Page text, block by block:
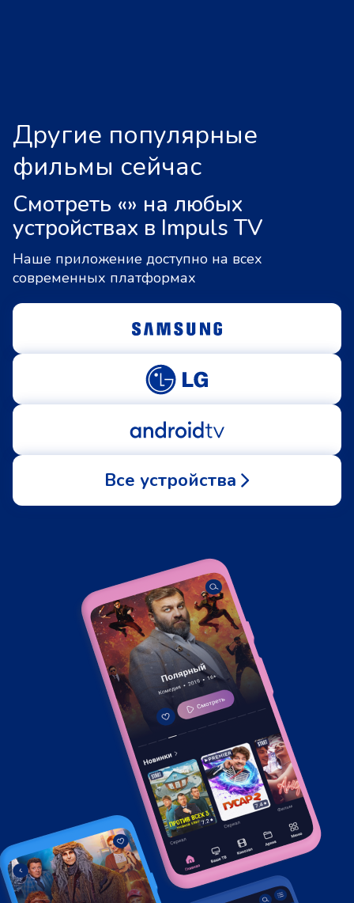
Другие популярные
фильмы сейчас
Смотреть «» на любых
устройствах в Impuls TV
Наше приложение доступно на всех
современных платформах
Все устройства